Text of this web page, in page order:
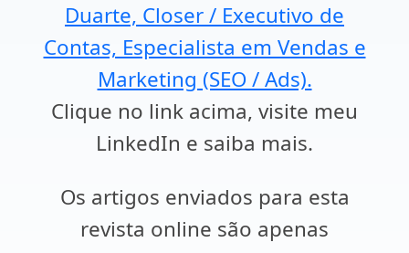
Duarte, Closer / Executivo de
Contas, Especialista em Vendas e
Marketing (SEO / Ads).
Clique no link acima, visite meu
LinkedIn e saiba mais.
Os artigos enviados para esta
revista online são apenas